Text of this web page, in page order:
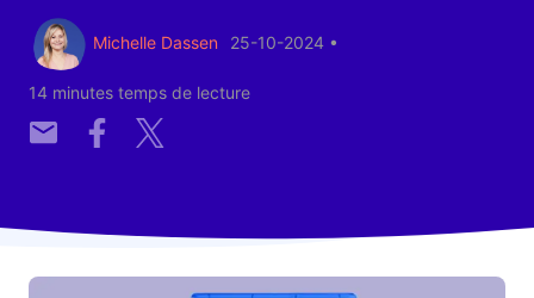
Michelle Dassen 25-10-2024 •
14 minutes temps de lecture